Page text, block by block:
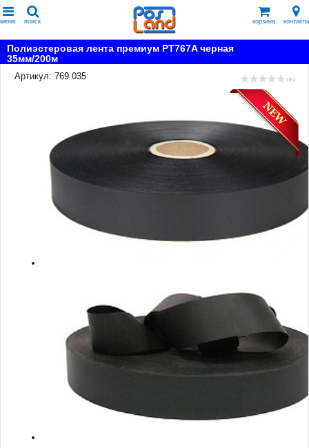
меню поиск корзина контакты
Полиэстеровая лента премиум PT767A черная
35мм/200м
Артикул: 769 035
( 0 )